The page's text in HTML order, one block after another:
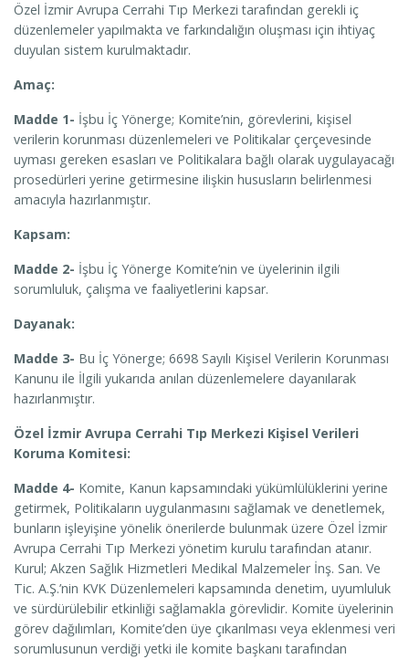
Özel İzmir Avrupa Cerrahi Tıp Merkezi tarafından gerekli iç
düzenlemeler yapılmakta ve farkındalığın oluşması için ihtiyaç
duyulan sistem kurulmaktadır.
Amaç:
Madde 1- İşbu İç Yönerge; Komite’nin, görevlerini, kişisel
verilerin korunması düzenlemeleri ve Politikalar çerçevesinde
uyması gereken esasları ve Politikalara bağlı olarak uygulayacağı
prosedürleri yerine getirmesine ilişkin hususların belirlenmesi
amacıyla hazırlanmıştır.
Kapsam:
Madde 2- İşbu İç Yönerge Komite’nin ve üyelerinin ilgili
sorumluluk, çalışma ve faaliyetlerini kapsar.
Dayanak:
Madde 3- Bu İç Yönerge; 6698 Sayılı Kişisel Verilerin Korunması
Kanunu ile İlgili yukarıda anılan düzenlemelere dayanılarak
hazırlanmıştır.
Özel İzmir Avrupa Cerrahi Tıp Merkezi Kişisel Verileri
Koruma Komitesi:
Madde 4- Komite, Kanun kapsamındaki yükümlülüklerini yerine
getirmek, Politikaların uygulanmasını sağlamak ve denetlemek,
bunların işleyişine yönelik önerilerde bulunmak üzere Özel İzmir
Avrupa Cerrahi Tıp Merkezi yönetim kurulu tarafından atanır.
Kurul; Akzen Sağlık Hizmetleri Medikal Malzemeler İnş. San. Ve
Tic. A.Ş.’nin KVK Düzenlemeleri kapsamında denetim, uyumluluk
ve sürdürülebilir etkinliği sağlamakla görevlidir. Komite üyelerinin
görev dağılımları, Komite’den üye çıkarılması veya eklenmesi veri
sorumlusunun verdiği yetki ile komite başkanı tarafından